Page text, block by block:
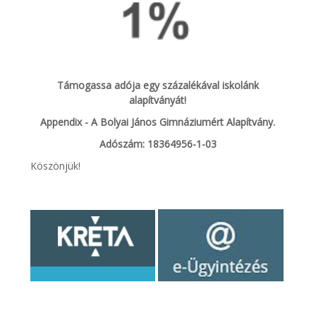
Támogassa adója egy százalékával iskolánk
alapítványát!
Appendix - A Bolyai János Gimnáziumért Alapítvány.
Adószám: 18364956-1-03
Köszönjük!